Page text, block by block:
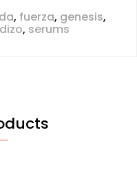
, fuerza, genesis,
, serums